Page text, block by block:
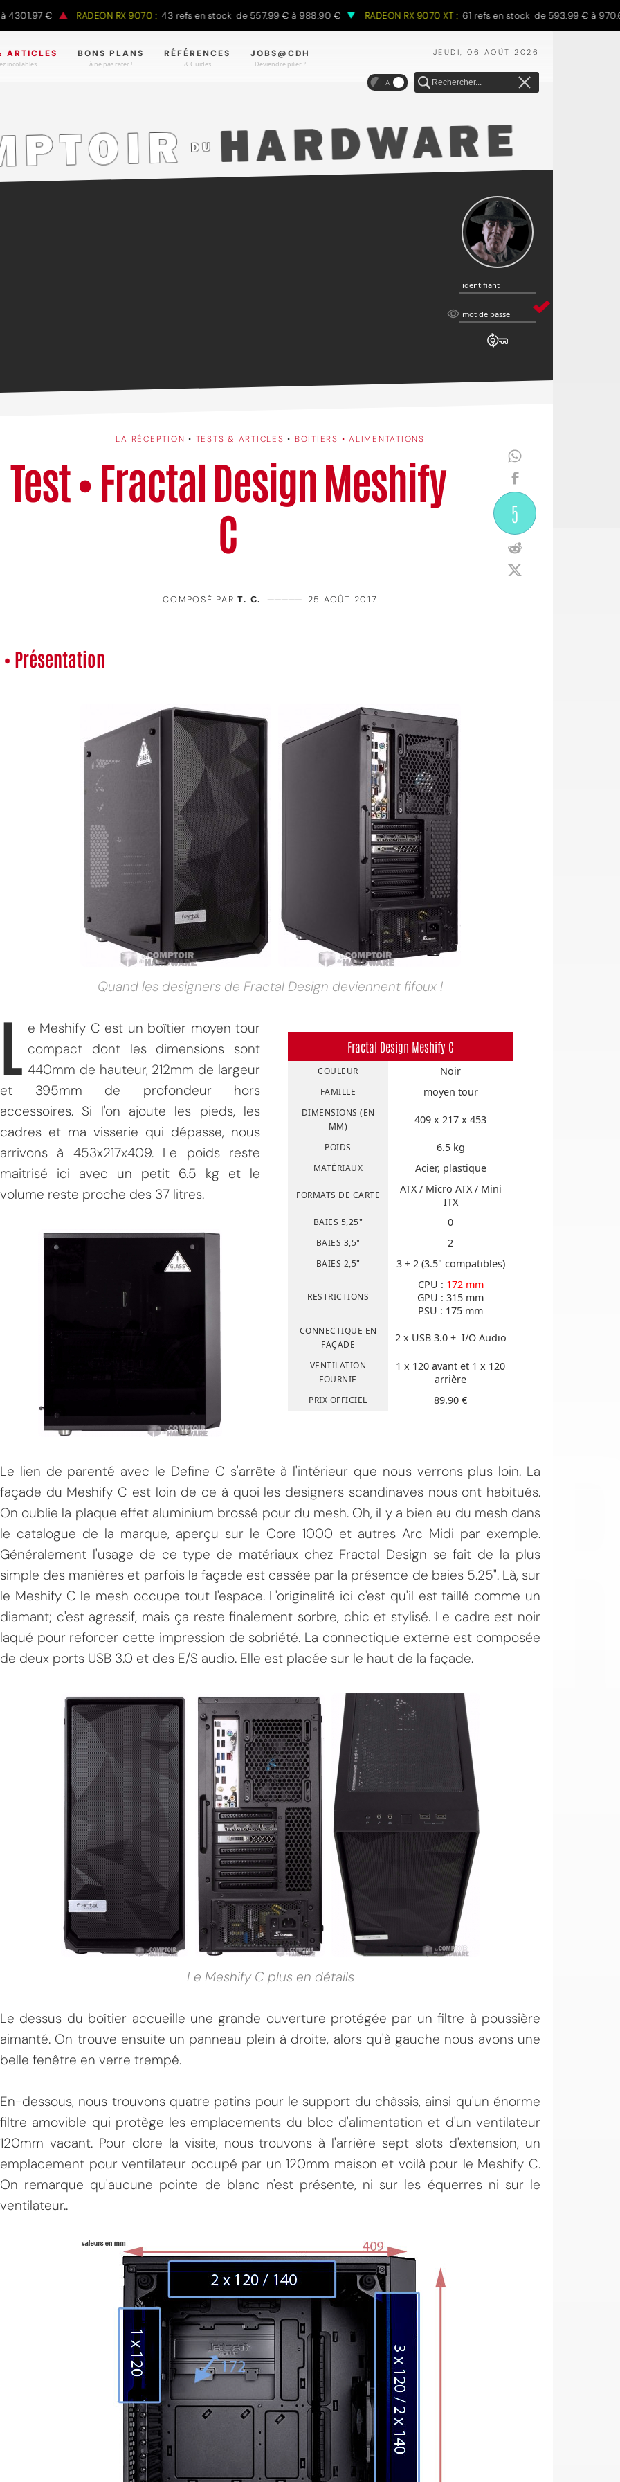
€ RADEON RX 9070 : 43 refs en stock de 557.99 € à 988.90 € RADEON RX 9070 XT : 61 refs en stock de 593.99 € à 970.68 €
JEUDI, 06 AOÛT 2026
ARTICLES
incollables.
BONS PLANS
à ne pas rater !
RÉFÉRENCES
& Guides
JOBS@CDH
Deviendre pilier ?
A
identifiant
identifiant
mot
mot de passe
LA RÉCEPTION • TESTS & ARTICLES • BOITIERS • ALIMENTATIONS
Test • Fractal Design Meshify
C
5
COMPOSÉ PART. C. ————— 25 AOÛT 2017
• Présentation
Quand les designers de Fractal Design deviennent fifoux !
Fractal Design Meshify C
COULEUR Noir
FAMILLE moyen tour
DIMENSIONS (EN
MM)
409 x 217 x 453
POIDS 6.5 kg
MATÉRIAUX Acier, plastique
FORMATS DE CARTE
ATX / Micro ATX / Mini
ITX
BAIES 5,25" 0
BAIES 3,5" 2
BAIES 2,5" 3 + 2 (3.5" compatibles)
RESTRICTIONS
CPU : 172 mm
GPU : 315 mm
PSU : 175 mm
CONNECTIQUE EN
FAÇADE
2 x USB 3.0 + I/O Audio
VENTILATION
FOURNIE
1 x 120 avant et 1 x 120
arrière
PRIX OFFICIEL 89.90 €
L
e Meshify C est un boîtier moyen tour
compact dont les dimensions sont
440mm de hauteur, 212mm de largeur
et 395mm de profondeur hors
accessoires. Si l'on ajoute les pieds, les
cadres et ma visserie qui dépasse, nous
arrivons à 453x217x409. Le poids reste
maitrisé ici avec un petit 6.5 kg et le
volume reste proche des 37 litres.
Le lien de parenté avec le Define C s'arrête à l'intérieur que nous verrons plus loin. La
façade du Meshify C est loin de ce à quoi les designers scandinaves nous ont habitués.
On oublie la plaque effet aluminium brossé pour du mesh. Oh, il y a bien eu du mesh dans
le catalogue de la marque, aperçu sur le Core 1000 et autres Arc Midi par exemple.
Généralement l'usage de ce type de matériaux chez Fractal Design se fait de la plus
simple des manières et parfois la façade est cassée par la présence de baies 5.25". Là, sur
le Meshify C le mesh occupe tout l'espace. L'originalité ici c'est qu'il est taillé comme un
diamant; c'est agressif, mais ça reste finalement sorbre, chic et stylisé. Le cadre est noir
laqué pour reforcer cette impression de sobriété. La connectique externe est composée
de deux ports USB 3.0 et des E/S audio. Elle est placée sur le haut de la façade.
Le Meshify C plus en détails
Le dessus du boîtier accueille une grande ouverture protégée par un filtre à poussière
aimanté. On trouve ensuite un panneau plein à droite, alors qu'à gauche nous avons une
belle fenêtre en verre trempé.
En-dessous, nous trouvons quatre patins pour le support du châssis, ainsi qu'un énorme
filtre amovible qui protège les emplacements du bloc d'alimentation et d'un ventilateur
120mm vacant. Pour clore la visite, nous trouvons à l'arrière sept slots d'extension, un
emplacement pour ventilateur occupé par un 120mm maison et voilà pour le Meshify C.
On remarque qu'aucune pointe de blanc n'est présente, ni sur les équerres ni sur le
ventilateur..